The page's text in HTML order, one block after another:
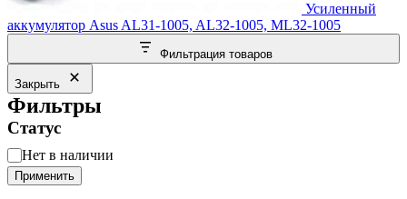
Усиленный
аккумулятор Asus AL31-1005, AL32-1005, ML32-1005
Фильтрация товаров
Закрыть
Фильтры
Статус
Статус
Нет в наличии
Применить